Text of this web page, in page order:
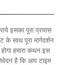
इसका पूरा प्रयास
साथ पूरा मार्गदर्शन
हमारा कथन इस
है कि आप टाइम